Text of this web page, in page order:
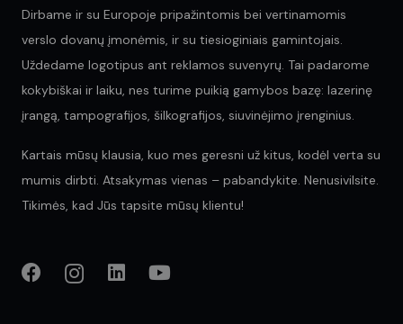
Dirbame ir su Europoje pripažintomis bei vertinamomis
verslo dovanų įmonėmis, ir su tiesioginiais gamintojais.
Uždedame logotipus ant reklamos suvenyrų. Tai padarome
kokybiškai ir laiku, nes turime puikią gamybos bazę: lazerinę
įrangą, tampografijos, šilkografijos, siuvinėjimo įrenginius.
Kartais mūsų klausia, kuo mes geresni už kitus, kodėl verta su
mumis dirbti. Atsakymas vienas – pabandykite. Nenusivilsite.
Tikimės, kad Jūs tapsite mūsų klientu!